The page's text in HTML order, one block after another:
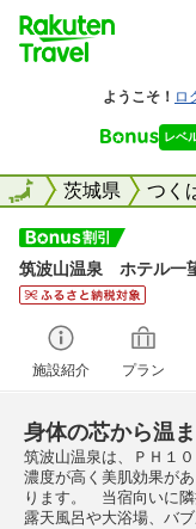
全国茨城県 つく
全国
筑波山温泉 ホテル一
施設紹介 プラン
身体の芯から温
筑波山温泉は、ＰＨ１
濃度が高く美肌効果が
ります。 当宿向いに隣
露天風呂や大浴場、バ